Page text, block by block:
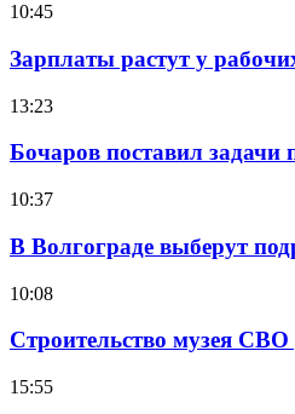
10:45
Зарплаты растут у
13:23
Бочаров поставил
10:37
В Волгограде выберут
10:08
Строительство музея
15:55